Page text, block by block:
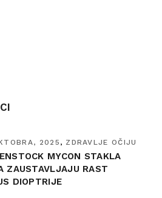
2025 ZDRAVLJE OČIJU
MYCON STAKLA
ZAUSTAVLJAJU RAST
DIOPTRIJE